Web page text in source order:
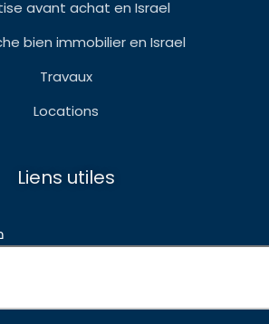
avant achat en Israel
bien immobilier en Israel
Travaux
Locations
Liens utiles